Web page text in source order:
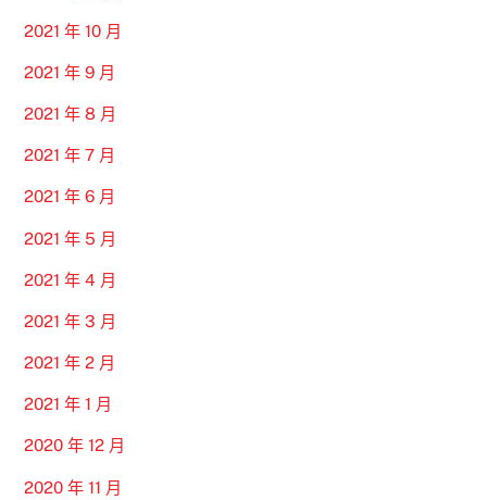
2021 年 10 月
2021 年 9 月
2021 年 8 月
2021 年 7 月
2021 年 6 月
2021 年 5 月
2021 年 4 月
2021 年 3 月
2021 年 2 月
2021 年 1 月
2020 年 12 月
2020 年 11 月